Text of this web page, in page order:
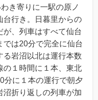
き寄りに一駅の原ノ
台行き。日暮里からの
、列車はすべて仙台
では20分で完全に仙台
る岩沼以北は運行本数
の１時間に１本、東北
分に１本の運行で朝夕
沼折り返しの列車が加